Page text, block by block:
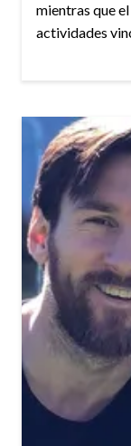
mientras que
actividades